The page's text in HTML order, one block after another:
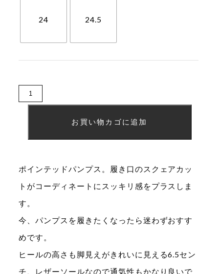
24 24.5
ラ)
お買い物カゴに追加
ポインテッドパンプス。履き口のスクェアカッ
トがコーディネートにスッキリ感をプラスしま
す。
今、パンプスを履きたくなったら迷わずおすす
めです。
ヒールの高さも脚見えがきれいに見える6.5セン
チ、レザーソールなので通気性もかなり良いで